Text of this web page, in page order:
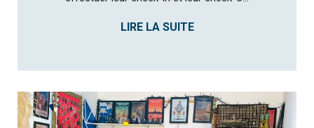
LIRE LA SUITE